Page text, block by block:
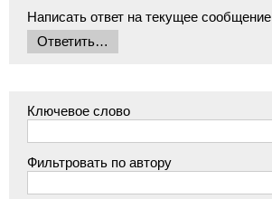
Написать ответ на текущее сообщение
Ключевое слово
Фильтровать по автору